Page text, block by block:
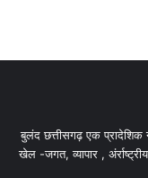
बुलंद छत्तीसगढ़ एक प्रादेशिक
खेल -जगत, व्यापार ,